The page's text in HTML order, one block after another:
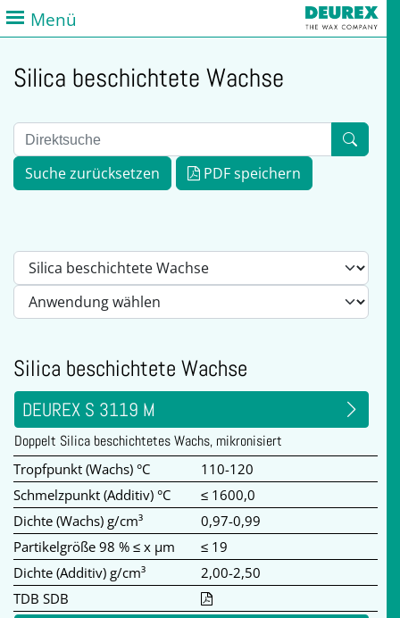
Menü
Silica beschichtete Wachse
Suche zurücksetzen PDF speichern
Silica beschichtete Wachse
DEUREX S 3119 M
Doppelt Silica beschichtetes Wachs, mikronisiert
Tropfpunkt (Wachs) °C
110-120
Schmelzpunkt (Additiv) °C
≤ 1600,0
Dichte (Wachs) g/cm³
0,97-0,99
Partikelgröße 98 % ≤ x µm
≤ 19
Dichte (Additiv) g/cm³
2,00-2,50
TDB SDB